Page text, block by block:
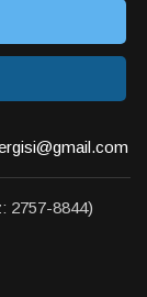
2757-8844)